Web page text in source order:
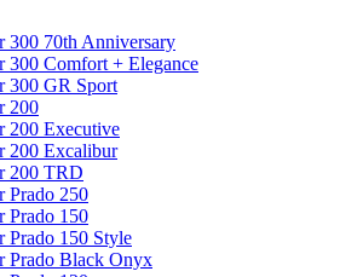
300 70th Anniversary
300 Comfort + Elegance
300 GR Sport
200
200 Executive
200 Excalibur
200 TRD
Prado 250
Prado 150
Prado 150 Style
Prado Black Onyx